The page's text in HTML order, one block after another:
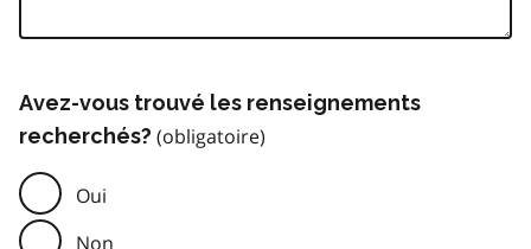
Avez-vous trouvé les renseignements
recherchés?
Oui
Non